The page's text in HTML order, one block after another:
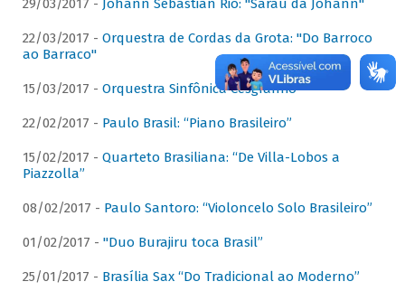
29/03/2017 - Johann Sebastian Rio: "Sarau da Johann"
22/03/2017 - Orquestra de Cordas da Grota: "Do Barroco
ao Barraco"
15/03/2017 - Orquestra Sinfônica Cesgranrio
22/02/2017 - Paulo Brasil: “Piano Brasileiro”
15/02/2017 - Quarteto Brasiliana: “De Villa-Lobos a
Piazzolla”
08/02/2017 - Paulo Santoro: “Violoncelo Solo Brasileiro”
01/02/2017 - "Duo Burajiru toca Brasil”
25/01/2017 - Brasília Sax “Do Tradicional ao Moderno”